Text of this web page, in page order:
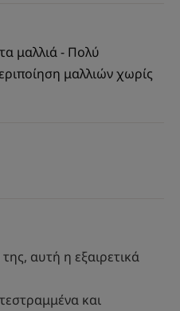
μαλλιά - Πολύ
μαλλιών χωρίς
αυτή η εξαιρετικά
και